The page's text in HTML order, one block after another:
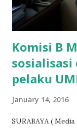
diwawancarai.
terakh...
Komisi B
pelaku
January 14, 2016
SURABAYA (